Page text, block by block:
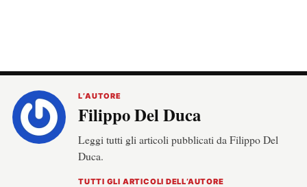
L’AUTORE
Filippo Del Duca
Leggi tutti gli articoli pubblicati da Filippo Del
Duca.
TUTTI GLI ARTICOLI DELL’AUTORE